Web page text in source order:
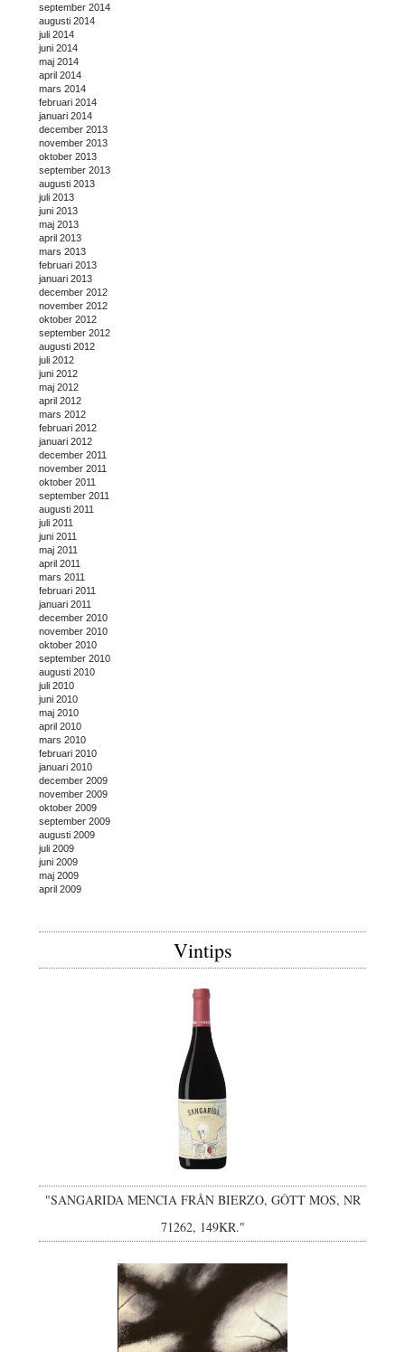
september 2014
augusti 2014
juli 2014
juni 2014
maj 2014
april 2014
mars 2014
februari 2014
januari 2014
december 2013
november 2013
oktober 2013
september 2013
augusti 2013
juli 2013
juni 2013
maj 2013
april 2013
mars 2013
februari 2013
januari 2013
december 2012
november 2012
oktober 2012
september 2012
augusti 2012
juli 2012
juni 2012
maj 2012
april 2012
mars 2012
februari 2012
januari 2012
december 2011
november 2011
oktober 2011
september 2011
augusti 2011
juli 2011
juni 2011
maj 2011
april 2011
mars 2011
februari 2011
januari 2011
december 2010
november 2010
oktober 2010
september 2010
augusti 2010
juli 2010
juni 2010
maj 2010
april 2010
mars 2010
februari 2010
januari 2010
december 2009
november 2009
oktober 2009
september 2009
augusti 2009
juli 2009
juni 2009
maj 2009
april 2009
Vintips
"SANGARIDA MENCIA FRÅN BIERZO, GÔTT MOS, NR
71262, 149KR."